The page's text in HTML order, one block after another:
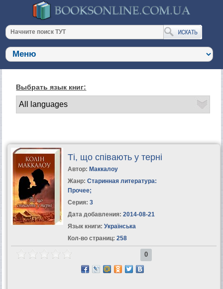
Выбрать язык книг:
Ті, що співають у терні
Автор: Маккалоу
Жанр: Старинная литература:
Прочее;
Серия: 3
Дата добавления: 2014-08-21
Язык книги: Українська
Кол-во страниц: 258
0